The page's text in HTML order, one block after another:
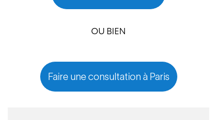
OU BIEN
Faire une consultation à Paris